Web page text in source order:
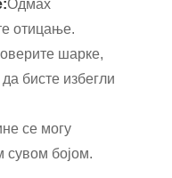
Одмах
отицање.
шарке,
бисте избегли
се могу
сувом бојом.